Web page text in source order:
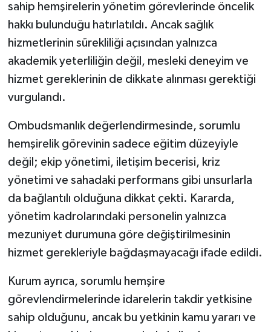
sahip hemşirelerin yönetim görevlerinde öncelik
hakkı bulunduğu hatırlatıldı. Ancak sağlık
hizmetlerinin sürekliliği açısından yalnızca
akademik yeterliliğin değil, mesleki deneyim ve
hizmet gereklerinin de dikkate alınması gerektiği
vurgulandı.
Ombudsmanlık değerlendirmesinde, sorumlu
hemşirelik görevinin sadece eğitim düzeyiyle
değil; ekip yönetimi, iletişim becerisi, kriz
yönetimi ve sahadaki performans gibi unsurlarla
da bağlantılı olduğuna dikkat çekti. Kararda,
yönetim kadrolarındaki personelin yalnızca
mezuniyet durumuna göre değiştirilmesinin
hizmet gerekleriyle bağdaşmayacağı ifade edildi.
Kurum ayrıca, sorumlu hemşire
görevlendirmelerinde idarelerin takdir yetkisine
sahip olduğunu, ancak bu yetkinin kamu yararı ve